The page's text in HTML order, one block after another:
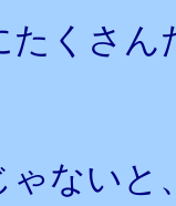
たくさ
ない